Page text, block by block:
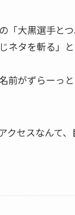
「大黒選手と
ネタを斬る」
がずらーっと
セスなんて